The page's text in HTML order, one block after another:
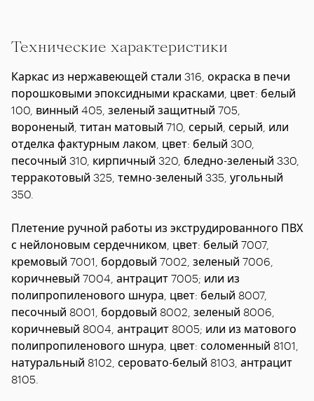
Технические характеристики
Каркас из нержавеющей стали 316, окраска в печи
порошковыми эпоксидными красками, цвет: белый
100, винный 405, зеленый защитный 705,
вороненый, титан матовый 710, серый, серый, или
отделка фактурным лаком, цвет: белый 300,
песочный 310, кирпичный 320, бледно-зеленый 330,
терракотовый 325, темно-зеленый 335, угольный
350.
Плетение ручной работы из экструдированного ПВХ
с нейлоновым сердечником, цвет: белый 7007,
кремовый 7001, бордовый 7002, зеленый 7006,
коричневый 7004, антрацит 7005; или из
полипропиленового шнура, цвет: белый 8007,
песочный 8001, бордовый 8002, зеленый 8006,
коричневый 8004, антрацит 8005; или из матового
полипропиленового шнура, цвет: соломенный 8101,
натуральный 8102, серовато-белый 8103, антрацит
8105.